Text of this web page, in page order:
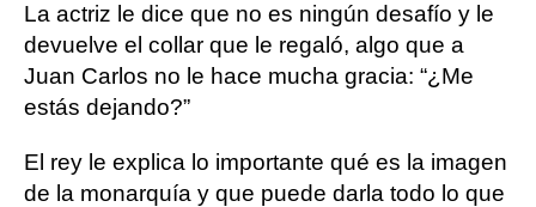
La actriz le dice que no es ningún desafío y le
devuelve el collar que le regaló, algo que a
Juan Carlos no le hace mucha gracia: “¿Me
estás dejando?”
El rey le explica lo importante qué es la imagen
de la monarquía y que puede darla todo lo que